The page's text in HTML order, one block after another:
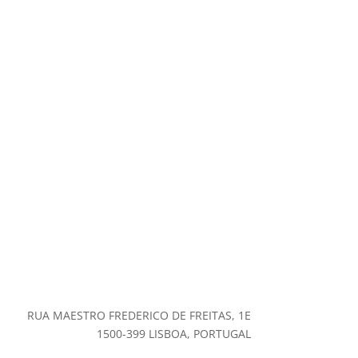
RUA MAESTRO FREDERICO DE FREITAS, 1E
1500-399 LISBOA, PORTUGAL